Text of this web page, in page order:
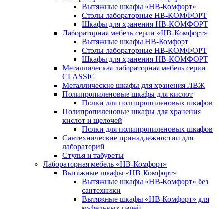
Вытяжные шкафы «НВ-Комфорт»
Столы лабораторные НВ-КОМФОРТ
Шкафы для хранения НВ-КОМФОРТ
Лабораторная мебель серии «НВ-Комфорт»
Вытяжные шкафы НВ-Комфорт
Столы лабораторные НВ-КОМФОРТ
Шкафы для хранения НВ-КОМФОРТ
Металлическая лабораторная мебель серии
CLASSIC
Металлические шкафы для хранения ЛВЖ
Полипропиленовые шкафы для кислот
Полки для полипропиленовых шкафов
Полипропиленовые шкафы для хранения
кислот и щелочей
Полки для полипропиленовых шкафов
Сантехнические принадлежностии для
лабораторий
Стулья и табуреты
Лабораторная мебель «НВ-Комфорт»
Вытяжные шкафы «НВ-Комфорт»
Вытяжные шкафы «НВ-Комфорт» без
сантехники
Вытяжные шкафы «НВ-Комфорт» для